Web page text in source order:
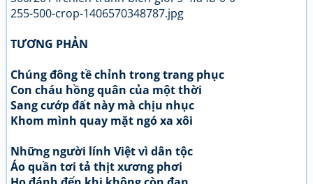
TƯƠNG PHẢN
Chúng đông tề chỉnh trong trang phục
Con cháu hồng quân của một thời
Sang cướp đất này mà chịu nhục
Khom mình quay mặt ngó xa xôi
Những người lính Việt vì dân tộc
Áo quần tơi tả thịt xương phơi